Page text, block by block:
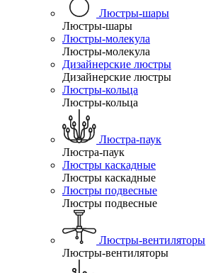
Люстры-шары
Люстры-шары
Люстры-молекула
Люстры-молекула
Дизайнерские люстры
Дизайнерские люстры
Люстры-кольца
Люстры-кольца
Люстра-паук
Люстра-паук
Люстры каскадные
Люстры каскадные
Люстры подвесные
Люстры подвесные
Люстры-вентиляторы
Люстры-вентиляторы